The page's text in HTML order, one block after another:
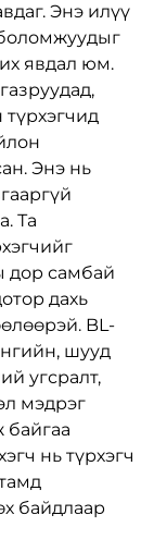
Энэ илүү
явдал юм.
Энэ нь
Та
дор самбай
дахь
BL-
шууд
угсралт,
мэдрэг
нь түрхэгч
байдлаар